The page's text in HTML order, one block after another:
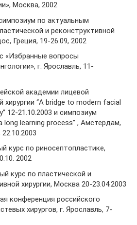
Москва, 2002
по актуальным
и реконструктивной
Греция, 19-26.09, 2002
«Избранные вопросы
г. Ярославль, 11-
академии лицевой
хирургии “A bridge to modern facial
12-21.10.2003 и симпозиум
long learning process” , Амстердам,
курс по риносептопластике,
2002
курс по пластической и
хирургии, Москва 20-23.04.2003
конференция российского
хирургов, г. Ярославль, 7-